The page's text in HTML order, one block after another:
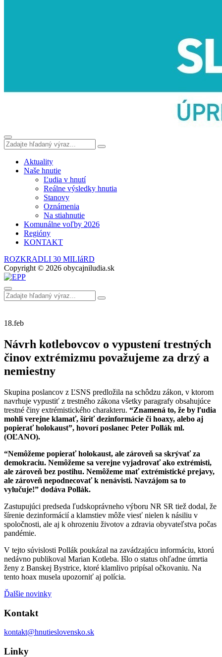
Aktuality
Naše hnutie
Ľudia v hnutí
Reálne výsledky hnutia
Stanovy
Oznámenia
Na stiahnutie
Komunálne voľby 2026
Regióny
KONTAKT
ROZKRADLI 30 MILIáRD
Copyright © 2026 obycajniludia.sk
18.feb
Návrh kotlebovcov o vypustení trestných
činov extrémizmu považujeme za drzý a
nemiestny
Skupina poslancov z ĽSNS predložila na schôdzu zákon, v ktorom
navrhuje vypustiť z trestného zákona všetky paragrafy obsahujúce
trestné činy extrémistického charakteru. “Znamená to, že by ľudia
mohli verejne klamať, šíriť dezinformácie či hoaxy, alebo aj
popierať holokaust”, hovorí poslanec Peter Pollák ml.
(OĽANO).
“Nemôžeme popierať holokaust, ale zároveň sa skrývať za
demokraciu. Nemôžeme sa verejne vyjadrovať ako extrémisti,
ale zároveň bez postihu. Nemôžeme mať extrémistické prejavy,
ale zároveň nepodnecovať k nenávisti. Navzájom sa to
vylučuje!” dodáva Pollák.
Zastupujúci predseda ľudskoprávneho výboru NR SR tiež dodal, že
šírenie dezinformácií a klamstiev môže viesť nielen k násiliu v
spoločnosti, ale aj k ohrozeniu životov a zdravia obyvateľstva počas
pandémie.
V tejto súvislosti Pollák poukázal na zavádzajúcu informáciu, ktorú
nedávno publikoval Marian Kotleba. Išlo o status ohľadne úmrtia
ženy z Banskej Bystrice, ktoré klamlivo pripísal očkovaniu. Na
tento hoax musela upozorniť aj polícia.
Ďalšie novinky
Kontakt
kontakt@hnutieslovensko.sk
Linky